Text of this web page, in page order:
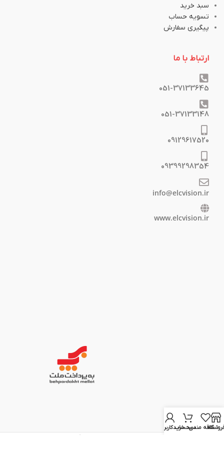
سبد خرید
تسویه حساب
پیگیری سفارش
ارتباط با ما
051-37133645
051-37133148
09129617520
09399298354
info@elcvision.ir
www.elcvision.ir
الکتروویژن
علاقه مندیسبد خرید
حساب کاربری من